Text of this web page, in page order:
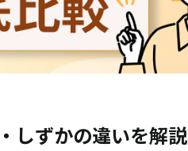
しずかの違いを解説